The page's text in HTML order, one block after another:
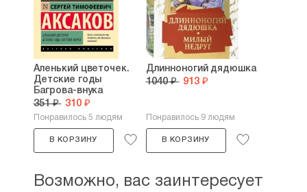
Аленький цветочек.
Детские годы
Багрова-внука
351 ₽ 310 ₽
Понравилось 5 людям
В КОРЗИНУ
Длинноногий дядюшка
1040 ₽ 913 ₽
Понравилось 9 людям
В КОРЗИНУ
Возможно, вас заинтересует